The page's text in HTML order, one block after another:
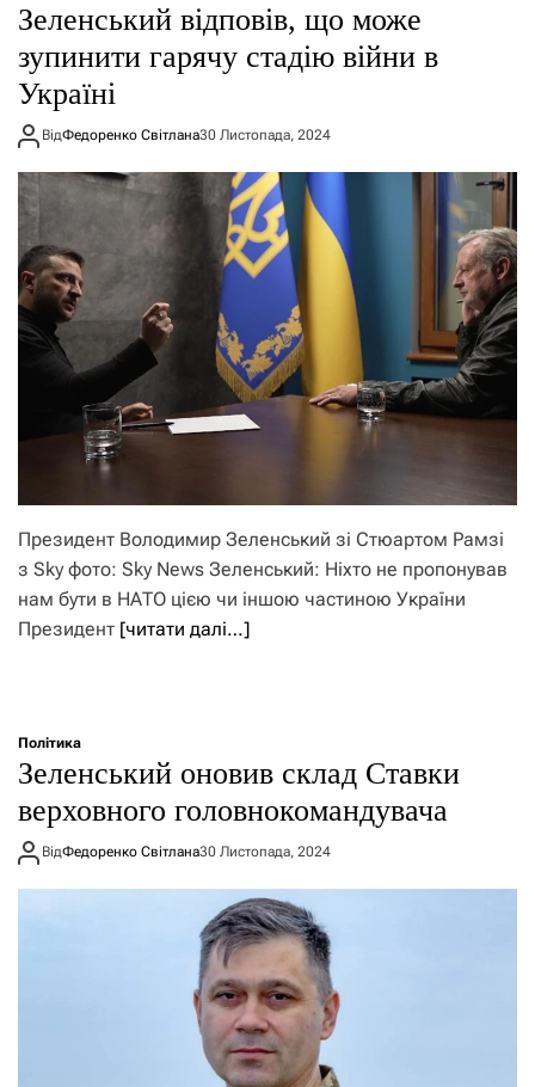
Зеленський відповів, що може
зупинити гарячу стадію війни в
Україні
ВідФедоренко Світлана30 Листопада, 2024
Президент Володимир Зеленський зі Стюартом Рамзі
з Sky фото: Sky News Зеленський: Ніхто не пропонував
нам бути в НАТО цією чи іншою частиною України
Президент [читати далі…]
Політика
Зеленський оновив склад Ставки
верховного головнокомандувача
ВідФедоренко Світлана30 Листопада, 2024